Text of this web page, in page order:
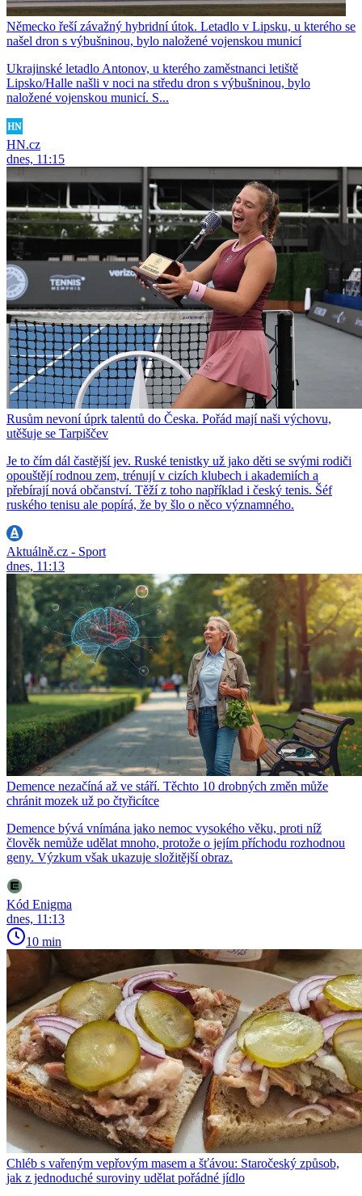
Německo řeší závažný hybridní útok. Letadlo v Lipsku, u kterého se
našel dron s výbušninou, bylo naložené vojenskou municí
Ukrajinské letadlo Antonov, u kterého zaměstnanci letiště
Lipsko/Halle našli v noci na středu dron s výbušninou, bylo
naložené vojenskou municí. S...
HN.cz
dnes, 11:15
Rusům nevoní úprk talentů do Česka. Pořád mají naši výchovu,
utěšuje se Tarpiščev
Je to čím dál častější jev. Ruské tenistky už jako děti se svými rodiči
opouštějí rodnou zem, trénují v cizích klubech i akademiích a
přebírají nová občanství. Těží z toho například i český tenis. Šéf
ruského tenisu ale popírá, že by šlo o něco významného.
Aktuálně.cz - Sport
dnes, 11:13
Demence nezačíná až ve stáří. Těchto 10 drobných změn může
chránit mozek už po čtyřicítce
Demence bývá vnímána jako nemoc vysokého věku, proti níž
člověk nemůže udělat mnoho, protože o jejím příchodu rozhodnou
geny. Výzkum však ukazuje složitější obraz.
Kód Enigma
dnes, 11:13
10 min
Chléb s vařeným vepřovým masem a šťávou: Staročeský způsob,
jak z jednoduché suroviny udělat pořádné jídlo